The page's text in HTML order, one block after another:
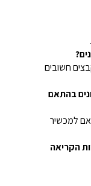
חשובים
בהתאם
למכשיר
הקריאה